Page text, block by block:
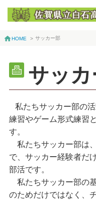
HOME > サッカー部
サッ
私たちサッカー部の
練習やゲーム形式練習
す。
私たちサッカー部は
で、サッカー経験者だ
部活です。
私たちサッカー部の
のためだけではなく、